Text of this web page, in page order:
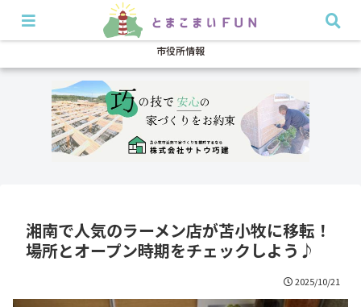
開店・閉店 イベント グルメ 特集 耳より
市役所情報
湘南で人気のラーメン店が苫小牧に移転！
場所とオープン時期をチェックしよう♪
2025/10/21